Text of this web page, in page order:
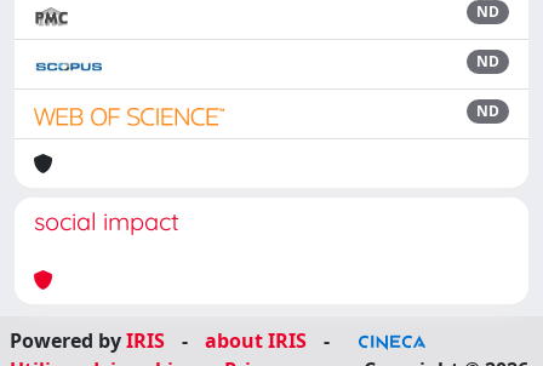
ND
ND
ND
social impact
Powered byIRIS - about IRIS
-